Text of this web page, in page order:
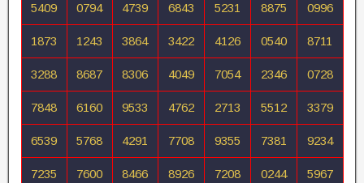
5409 0794 4739 6843 5231 8875 0996
1873 1243 3864 3422 4126 0540 8711
3288 8687 8306 4049 7054 2346 0728
7848 6160 9533 4762 2713 5512 3379
6539 5768 4291 7708 9355 7381 9234
7235 7600 8466 8926 7208 0244 5967